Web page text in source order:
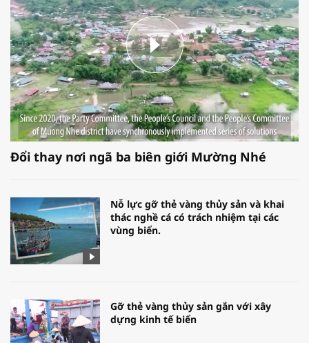
Đổi thay nơi ngã ba biên giới Mường Nhé
Nỗ lực gỡ thẻ vàng thủy sản và khai
thác nghề cá có trách nhiệm tại các
vùng biển.
Gỡ thẻ vàng thủy sản gắn với xây
dựng kinh tế biển